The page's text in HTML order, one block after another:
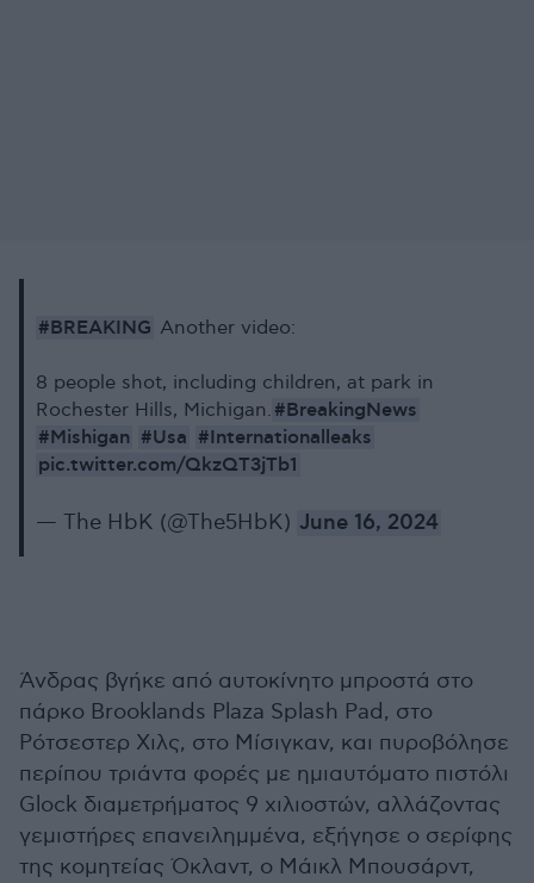
#BREAKING Another video:
8 people shot, including children, at park in
Rochester Hills, Michigan. #BreakingNews‌
#Mishigan #Usa #Internationalleaks
pic.twitter.com/QkzQT3jTb1
— The HbK (@The5HbK) June 16, 2024
Άνδρας βγήκε από αυτοκίνητο μπροστά στο
πάρκο Brooklands Plaza Splash Pad, στο
Ρότσεστερ Χιλς, στο Μίσιγκαν, και πυροβόλησε
περίπου τριάντα φορές με ημιαυτόματο πιστόλι
Glock διαμετρήματος 9 χιλιοστών, αλλάζοντας
γεμιστήρες επανειλημμένα, εξήγησε ο σερίφης
της κομητείας Όκλαντ, ο Μάικλ Μπουσάρντ,